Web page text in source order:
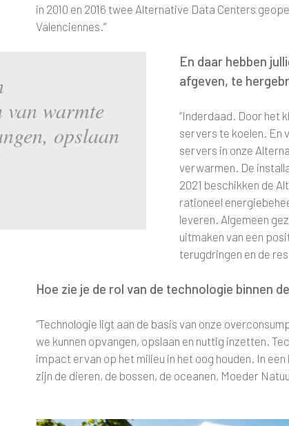
in 2010 en 2016 twee Alternative Data Centers
Valenciennes.”
warmte
opslaan
En daar hebben
afgeven, te
“Inderdaad. Door het
servers te koelen. En
servers in onze
verwarmen. De
2021 beschikken de
rationeel
leveren. Algemeen
uitmaken van een
terugdringen en de
Hoe zie je de rol van de technologie binnen
“Technologie ligt aan de basis van onze
we kunnen opvangen, opslaan en nuttig inzetten.
impact ervan op het milieu in het oog houden. In
zijn de dieren, de bossen, de oceanen, Moeder